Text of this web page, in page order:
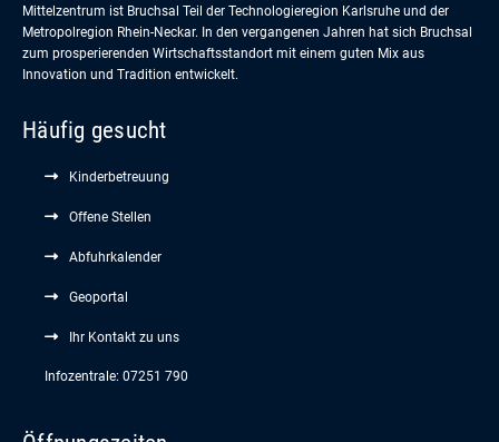
Mittelzentrum ist Bruchsal Teil der Technologieregion Karlsruhe und der
Metropolregion Rhein-Neckar. In den vergangenen Jahren hat sich Bruchsal
zum prosperierenden Wirtschaftsstandort mit einem guten Mix aus
Innovation und Tradition entwickelt.
Häufig gesucht
Kinderbetreuung
Offene Stellen
Abfuhrkalender
Geoportal
Ihr Kontakt zu uns
Infozentrale: 07251 790